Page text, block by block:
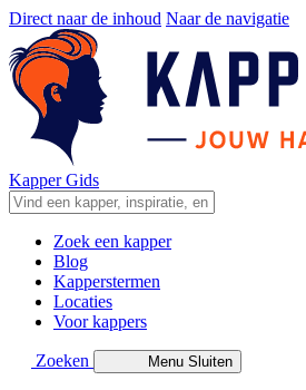
Direct naar de inhoud Naar de navigatie
Kapper Gids
Zoek een kapper
Blog
Kapperstermen
Locaties
Voor kappers
Zoeken Menu Sluiten